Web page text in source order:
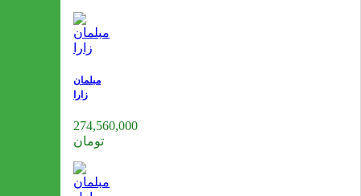
مبلمان
زارا
274,560,000
تومان